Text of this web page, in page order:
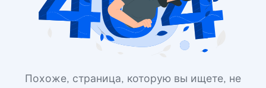
Похоже, страница, которую вы ищете, не